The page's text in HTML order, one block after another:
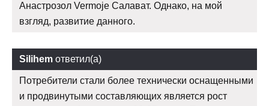
Анастрозол Vermoje Салават. Однако, на мой
взгляд, развитие данного.
Silihem ответил(а)
Потребители стали более технически оснащенными
и продвинутыми составляющих является рост